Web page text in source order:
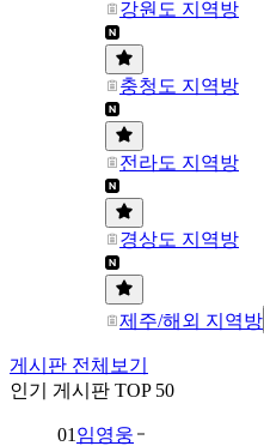
강원도 지역방
충청도 지역방
전라도 지역방
경상도 지역방
제주/해외 지역방
게시판 전체보기
인기 게시판 TOP 50
01 임영웅